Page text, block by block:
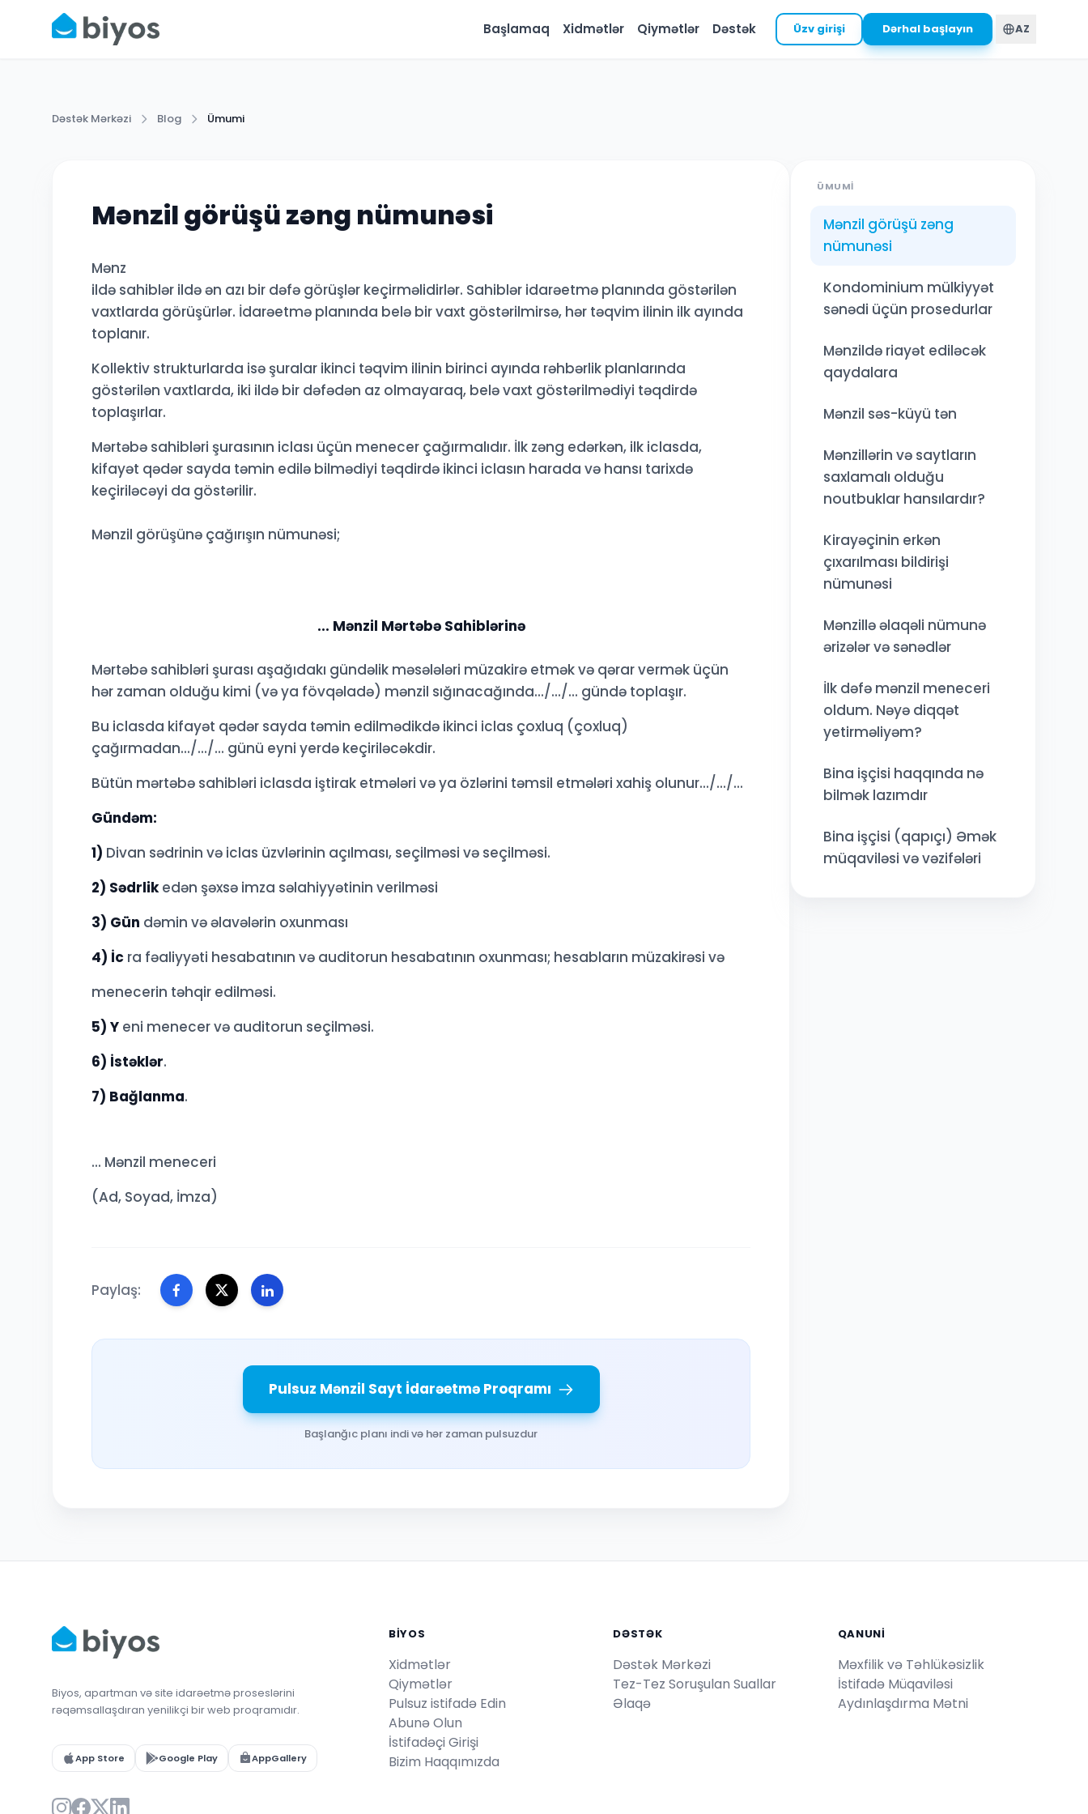
Başlamaq Xidmətlər Qiymətlər Dəstək Üzv girişi Dərhal başlayın AZ
Dəstək Mərkəzi Blog Ümumi
Mənzil görüşü zəng nümunəsi
Mənz
ildə sahiblər ildə ən azı bir dəfə görüşlər keçirməlidirlər. Sahiblər idarəetmə planında göstərilən
vaxtlarda görüşürlər. İdarəetmə planında belə bir vaxt göstərilmirsə, hər təqvim ilinin ilk ayında
toplanır.
Kollektiv strukturlarda isə şuralar ikinci təqvim ilinin birinci ayında rəhbərlik planlarında
göstərilən vaxtlarda, iki ildə bir dəfədən az olmayaraq, belə vaxt göstərilmədiyi təqdirdə
toplaşırlar.
Mərtəbə sahibləri şurasının iclası üçün menecer çağırmalıdır. İlk zəng edərkən, ilk iclasda,
kifayət qədər sayda təmin edilə bilmədiyi təqdirdə ikinci iclasın harada və hansı tarixdə
keçiriləcəyi da göstərilir.
Mənzil görüşünə çağırışın nümunəsi;
... Mənzil Mərtəbə Sahiblərinə
Mərtəbə sahibləri şurası aşağıdakı gündəlik məsələləri müzakirə etmək və qərar vermək üçün
hər zaman olduğu kimi (və ya fövqəladə) mənzil sığınacağında.../.../... gündə toplaşır.
Bu iclasda kifayət qədər sayda təmin edilmədikdə ikinci iclas çoxluq (çoxluq)
çağırmadan.../.../... günü eyni yerdə keçiriləcəkdir.
Bütün mərtəbə sahibləri iclasda iştirak etmələri və ya özlərini təmsil etmələri xahiş olunur.../.../...
Gündəm:
1) Divan sədrinin və iclas üzvlərinin açılması, seçilməsi və seçilməsi.
2) Sədrlikedən şəxsə imza səlahiyyətinin verilməsi
3) Gün dəmin və əlavələrin oxunması
4) İc ra fəaliyyəti hesabatının və auditorun hesabatının oxunması; hesabların müzakirəsi və
menecerin təhqir edilməsi.
5) Y eni menecer və auditorun seçilməsi.
6) İstəklər.
7) Bağlanma.
... Mənzil meneceri
(Ad, Soyad, İmza)
Paylaş:
Pulsuz Mənzil Sayt İdarəetmə Proqramı
Başlanğıc planı indi və hər zaman pulsuzdur
ÜMUMI
Mənzil görüşü zəng
nümunəsi
Kondominium mülkiyyət
sənədi üçün prosedurlar
Mənzildə riayət ediləcək
qaydalara
Mənzil səs-küyü tən
Mənzillərin və saytların
saxlamalı olduğu
noutbuklar hansılardır?
Kirayəçinin erkən
çıxarılması bildirişi
nümunəsi
Mənzillə əlaqəli nümunə
ərizələr və sənədlər
İlk dəfə mənzil meneceri
oldum. Nəyə diqqət
yetirməliyəm?
Bina işçisi haqqında nə
bilmək lazımdır
Bina işçisi (qapıçı) Əmək
müqaviləsi və vəzifələri
Biyos, apartman və site idarəetmə proseslərini
rəqəmsallaşdıran yenilikçi bir web proqramıdır.
App Store Google Play AppGallery
BİYOS
Xidmətlər
Qiymətlər
Pulsuz istifadə Edin
Abunə Olun
İstifadəçi Girişi
Bizim Haqqımızda
DƏSTƏK
Dəstək Mərkəzi
Tez-Tez Soruşulan Suallar
Əlaqə
QANUNI
Məxfilik və Təhlükəsizlik
İstifadə Müqaviləsi
Aydınlaşdırma Mətni